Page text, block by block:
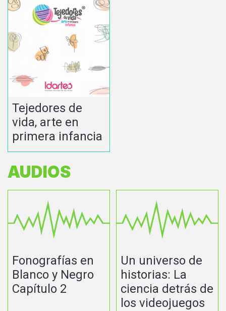
Tejedores de
vida, arte en
primera infancia
AUDIOS
Fonografías en
Blanco y Negro
Capítulo 2
Un universo de
historias: La
ciencia detrás de
los videojuegos